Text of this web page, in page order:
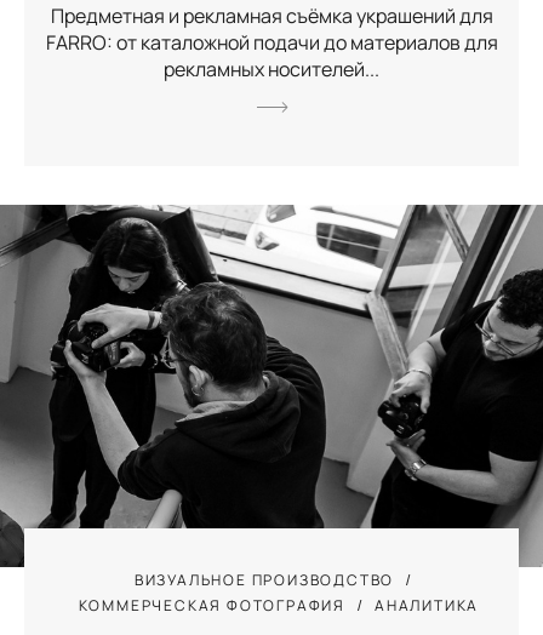
Предметная и рекламная съёмка украшений для
FARRO: от каталожной подачи до материалов для
рекламных носителей...
ВИЗУАЛЬНОЕ ПРОИЗВОДСТВО
КОММЕРЧЕСКАЯ ФОТОГРАФИЯ
АНАЛИТИКА